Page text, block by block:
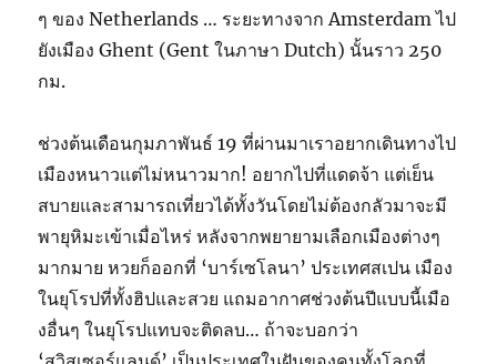
ๆ ของ Netherlands … ระยะทางจาก Amsterdam ไป
ยังเมือง Ghent (Gent ในภาษา Dutch) นั้นราว 250
กม.
ช่วงต้นเดือนกุมภาพันธ์ 19 ที่ผ่านมาเราอยากเดินทางไป
เมืองหนาวแต่ไม่หนาวมาก! อยากไปที่แดดจ้า แต่เย็น
สบายและสามารถเที่ยวได้ทั้งวันโดยไม่ต้องกลัวมาจะมี
พายุหิมะเข้าเมื่อไหร่ หลังจากพยายามเลือกเมืองต่างๆ
มากมาย หวยก็ออกที่ ‘บาร์เซโลนา’ ประเทศสเปน เมือง
ในยุโรปที่ทั้งฮิปและสวย แถมอากาศช่วงต้นปีแบบนี้เมือ
งอื่นๆ ในยุโรปแทบจะติดลบ… ถ้าจะบอกว่า